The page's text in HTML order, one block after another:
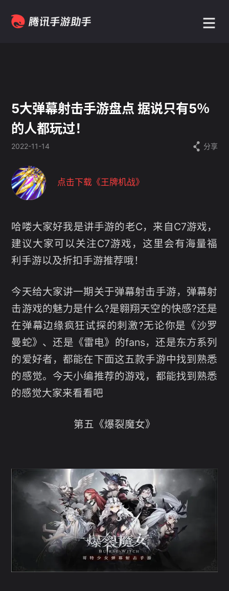
5大弹幕射击手游盘点 据说只有5％
的人都玩过！
2022-11-14 分享
点击下载 《王牌机战》
哈喽大家好我是讲手游的老C，来自C7游戏，
建议大家可以关注C7游戏，这里会有海量福
利手游以及折扣手游推荐哦！
今天给大家讲一期关于弹幕射击手游，弹幕射
击游戏的魅力是什么?是翱翔天空的快感?还是
在弹幕边缘疯狂试探的刺激?无论你是《沙罗
曼蛇》、还是《雷电》的fans，还是东方系列
的爱好者，都能在下面这五款手游中找到熟悉
的感觉。今天小编推荐的游戏，都能找到熟悉
的感觉大家来看看吧
第五《爆裂魔女》